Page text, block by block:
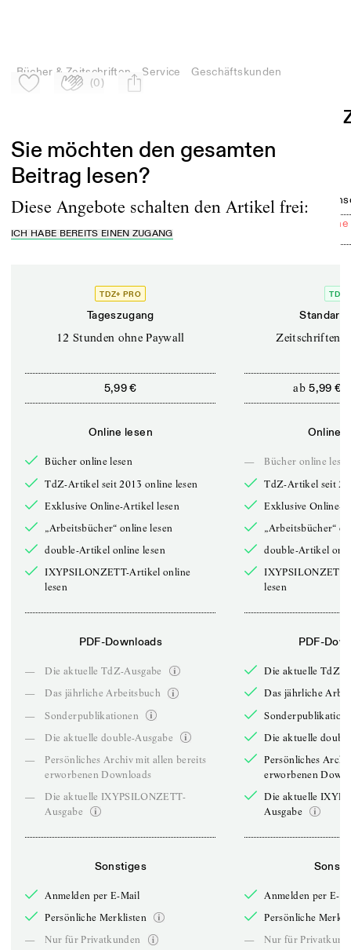
Bücher & Zeitschriften Service Geschäftskunden
Akteur:innen Kritiken Dramatik Debatte Sparten
++ ++
Zu Mein-TdZ hinzufügen
Applaudieren
(0) mail
Sie möchten den gesamten
Beitrag lesen?
Diese Angebote schalten den Artikel frei:
ICH HABE BEREITS EINEN ZUGANG
TDZ+ PRO
Tageszugang
12 Stunden ohne Paywall
5,99 €
Online lesen
Bücher online lesen
TdZ-Artikel seit 2013 online lesen
Exklusive Online-Artikel lesen
„Arbeitsbücher“ online lesen
double-Artikel online lesen
IXYPSILONZETT-Artikel online
lesen
PDF-Downloads
—
Die aktuelle TdZ-Ausgabe
—
Das jährliche Arbeitsbuch
—
Sonderpublikationen
—
Die aktuelle double-Ausgabe
—
Persönliches Archiv mit allen bereits
erworbenen Downloads
—
Die aktuelle IXYPSILONZETT-
Ausgabe
Sonstiges
Anmelden per E-Mail
Persönliche Merklisten
—
Nur für Privatkunden
TDZ+
Standard
Zeitschriften
ab 5,99 €
Online
—
Bücher online
TdZ-Artikel seit
Exklusive Online-
„Arbeitsbücher“
double-Artikel
lesen
PDF-
Die aktuelle TdZ-
Das jährliche
Die aktuelle
Persönliches
erworbenen
Die aktuelle
Ausgabe
Anmelden per E-
Persönliche
—
Nur für